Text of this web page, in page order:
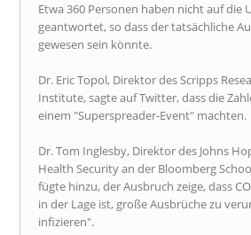
Etwa 360 Personen haben nicht auf die
geantwortet, so dass der tatsächliche
gewesen sein könnte.
Dr. Eric Topol, Direktor des Scripps
Institute, sagte auf Twitter, dass die
einem "Superspreader-Event" machten.
Dr. Tom Inglesby, Direktor des Johns
Health Security an der Bloomberg
fügte hinzu, der Ausbruch zeige, dass
in der Lage ist, große Ausbrüche zu
infizieren".